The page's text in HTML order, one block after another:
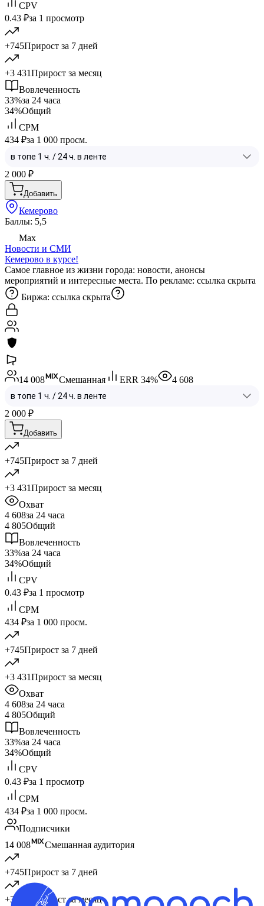
CPV
0.43 ₽за 1 просмотр
+745Прирост за 7 дней
+3 431Прирост за месяц
Вовлеченность
33%за 24 часа
34%Общий
CPM
434 ₽за 1 000 просм.
2 000 ₽
Добавить
Кемерово
Баллы: 5,5
Max
Новости и СМИ
Кемерово в курсе!
Самое главное из жизни города: новости, анонсы
мероприятий и интересные места. По рекламе: ссылка скрыта
Биржа: ссылка скрыта
14 008 Смешанная ERR 34% 4 608
2 000 ₽
Добавить
+745Прирост за 7 дней
+3 431Прирост за месяц
Охват
4 608за 24 часа
4 805Общий
Вовлеченность
33%за 24 часа
34%Общий
CPV
0.43 ₽за 1 просмотр
CPM
434 ₽за 1 000 просм.
+745Прирост за 7 дней
+3 431Прирост за месяц
Охват
4 608за 24 часа
4 805Общий
Вовлеченность
33%за 24 часа
34%Общий
CPV
0.43 ₽за 1 просмотр
CPM
434 ₽за 1 000 просм.
Подписчики
14 008
Смешанная аудитория
+745Прирост за 7 дней
+3 431 Прирост за месяц